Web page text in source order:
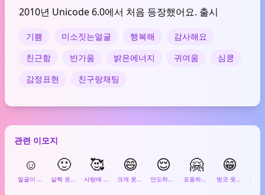
2010년 Unicode 6.0에서 처음 등장했어요. 출시
기쁨 미소짓는얼굴 행복해
감사해요
친근함
반가움 밝은에너지 귀여움
심쿵
감정표현
친구랑채팅
관련 이모지
☺️
얼굴이 빨개진 미소
🙂
살짝 웃는 얼굴
🥰
사랑에 빠진 얼굴
😄
크게 웃는 얼굴
😌
안도하는 얼굴
🤗
포옹하는 얼굴
😁
벙긋 웃는 얼굴